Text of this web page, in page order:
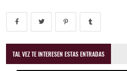
TAL VEZ TE INTERESEN ESTAS ENTRADAS